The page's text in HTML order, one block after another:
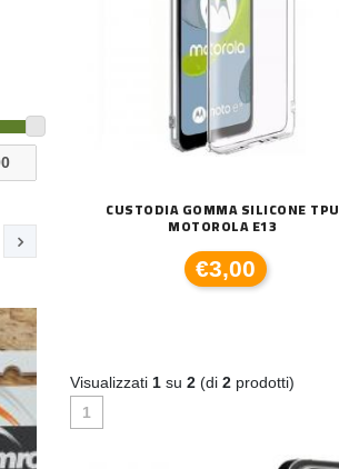
CUSTODIA GOMMA SILICONE TPU
MOTOROLA E13
€3,00
Visualizzati 1 su 2 (di 2 prodotti)
1